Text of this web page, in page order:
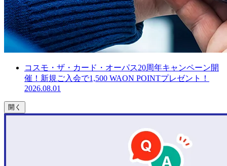
コスモ・ザ・カード・オーパス20周年キャンペーン開
催！新規ご入会で1,500 WAON POINTプレゼント！
2026.08.01
開く